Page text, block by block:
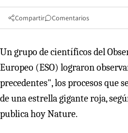
Compartir Comentarios
Un grupo de científicos del
Europeo (ESO) lograron
precedentes", los procesos que
de una estrella gigante roja,
publica hoy Nature.